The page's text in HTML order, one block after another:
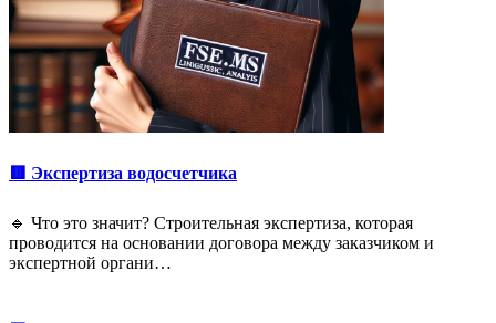
🟥 Экспертиза водосчетчика
🔹 Что это значит? Строительная экспертиза, которая
проводится на основании договора между заказчиком и
экспертной органи…